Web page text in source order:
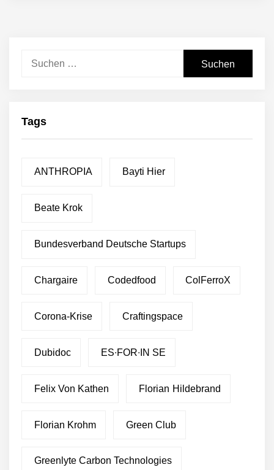
Tags
ANTHROPIA Bayti Hier
Beate Krok
Bundesverband Deutsche Startups
Chargaire Codedfood ColFerroX
Corona-Krise Craftingspace
Dubidoc ES∙FOR∙IN SE
Felix Von Kathen Florian Hildebrand
Florian Krohm Green Club
Greenlyte Carbon Technologies